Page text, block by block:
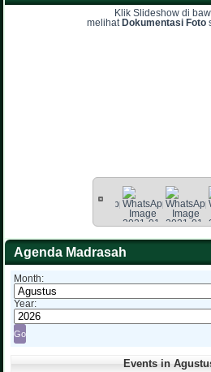
Klik Slideshow di
melihat Dokumentasi Foto
Agenda Madrasah
Month:
Year:
Events in